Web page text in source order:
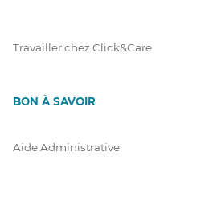
Travailler chez Click&Care
BON À SAVOIR
Aide Administrative